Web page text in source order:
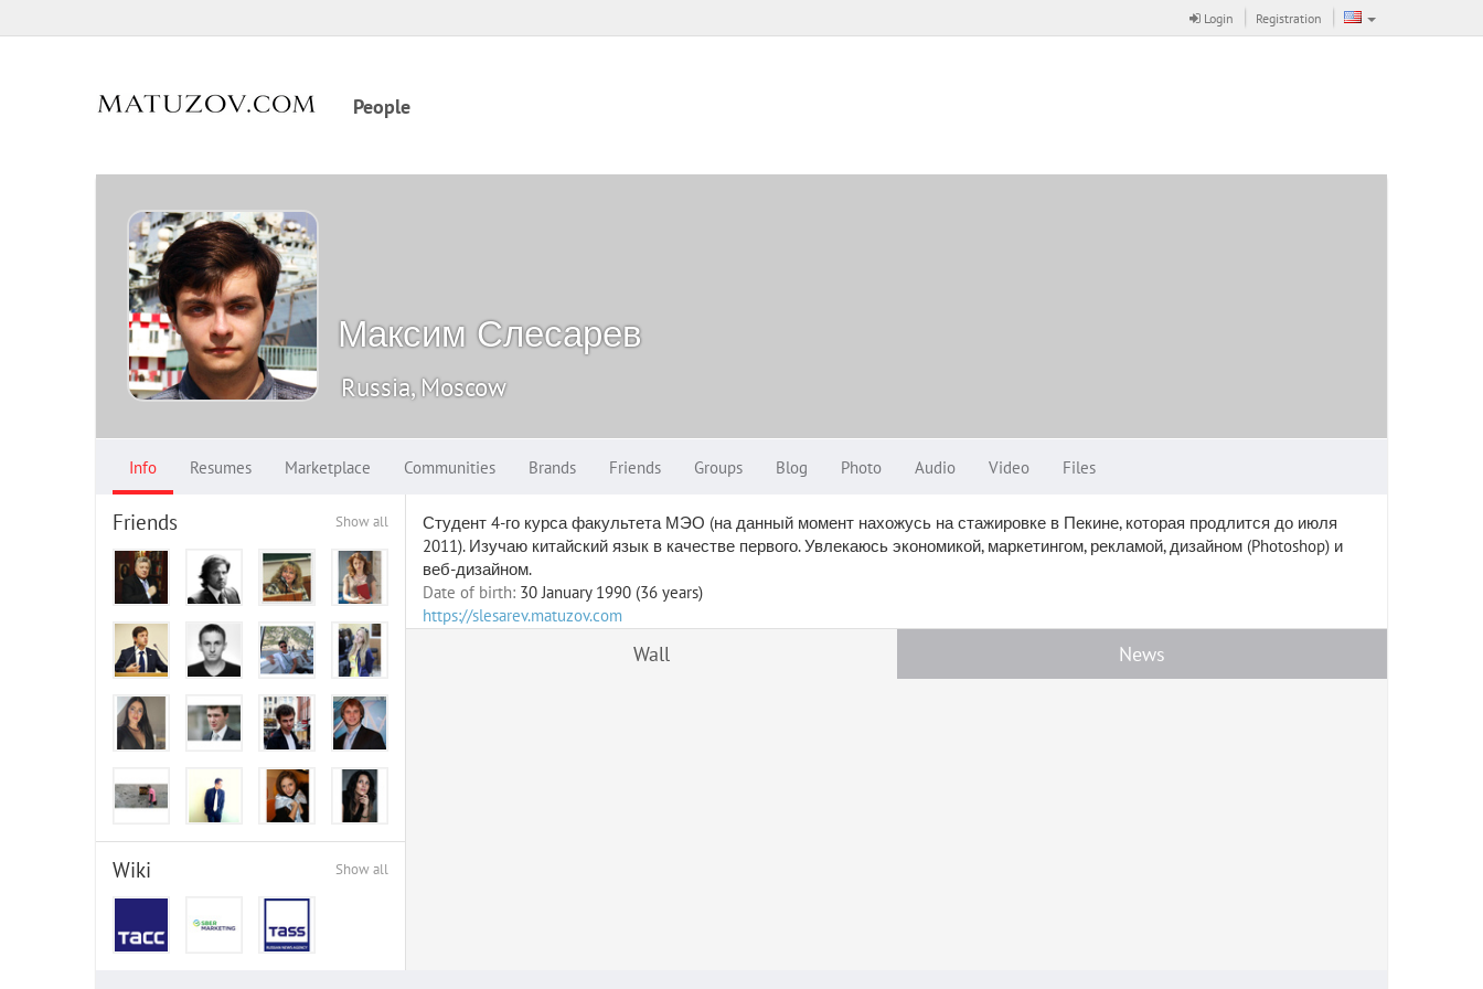
Login Registration
People
Максим Слесарев
Russia, Moscow
Info Resumes Marketplace Communities Brands Friends Groups Blog Photo Audio Video Files
Show all
Friends
Show all
Wiki
Студент 4-го курса факультета МЭО (на данный момент нахожусь на стажировке в Пекине, которая продлится до июля
2011). Изучаю китайский язык в качестве первого. Увлекаюсь экономикой, маркетингом, рекламой, дизайном (Photoshop) и
веб-дизайном.
Date of birth: 30 January 1990 (36 years)
https://slesarev.matuzov.com
Wall News